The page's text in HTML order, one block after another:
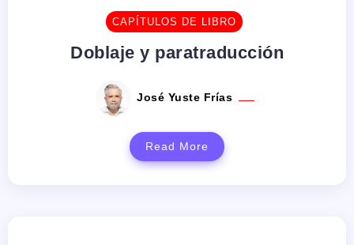
CAPÍTULOS DE LIBRO
Doblaje y paratraducción
José Yuste Frías
Read More